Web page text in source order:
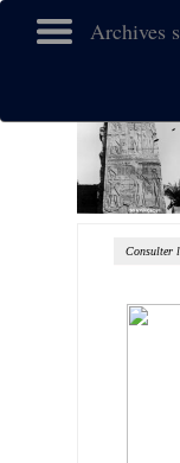
Archives
Consulter